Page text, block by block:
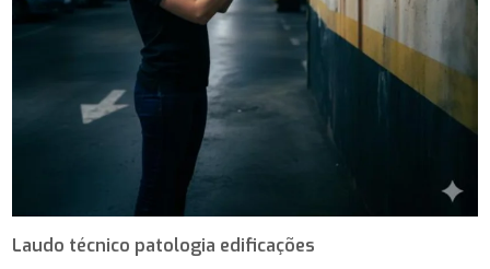
Laudo técnico patologia edificações